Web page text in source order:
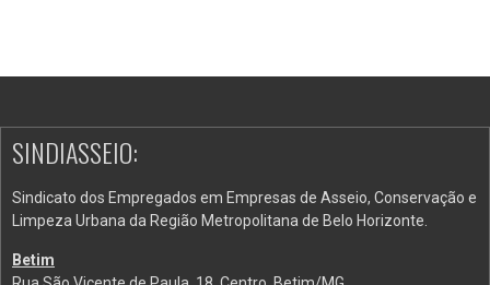
SINDIASSEIO:
Sindicato dos Empregados em Empresas de Asseio, Conservação e
Limpeza Urbana da Região Metropolitana de Belo Horizonte.
Betim